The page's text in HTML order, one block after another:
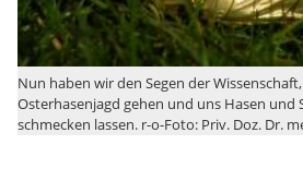
Nun haben wir den Segen der
Osterhasenjagd gehen und uns Hasen und
schmecken lassen. r-o-Foto: Priv. Doz. Dr.